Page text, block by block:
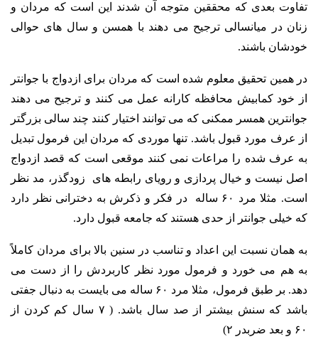
تفاوت بعدی که محققین متوجه آن شدند این است که مردان و
زنان در میانسالی ترجیح می دهند با همسن و سال های حوالی
خودشان باشند.
در همین تحقیق معلوم شده است که مردان برای ازدواج با جوانتر
از خود کمابیش محافظه کارانه عمل می کنند و ترجیح می دهند
جوانترین همسر ممکنی که می توانند اختیار کنند چند سالی بزرگتر
از عرف مورد قبول باشد. تنها موردی که مردان این فرمول تبدیل
به عرف شده را مراعات نمی کنند موقعی است که قصد ازدواج
اصل نیست و خیال پردازی و رویای رابطه های زودگذر، مد نظر
است. مثلا مرد ۶۰ ساله در فکر و ذکرش به دخترانی نظر دارد
که خیلی جوانتر از حدی هستند که جامعه قبول دارد.
به همان نسبت این اعداد و تناسب در سنین بالا برای مردان کاملاً
به هم می خورد و فرمول مورد نظر کاربردش را از دست می
دهد. بر طبق فرمول، مثلا مرد ۶۰ ساله می بایست به دنبال جفتی
باشد که سنش بیشتر از صد سال باشد. ( ۷ سال کم کردن از
۶۰ و بعد ضربدر ۲)